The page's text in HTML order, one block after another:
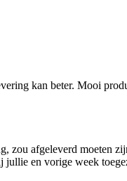
kan beter. Mooi
zou afgeleverd moeten
en vorige week